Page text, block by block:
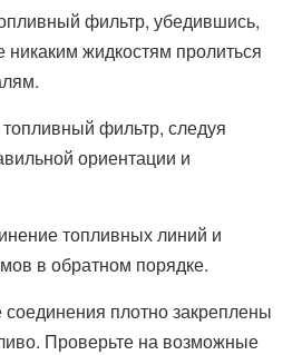
фильтр, убедившись,
никаким жидкостям пролиться
фильтр, следуя
ориентации и
топливных линий и
в обратном порядке.
соединения плотно закреплены
Проверьте на возможные